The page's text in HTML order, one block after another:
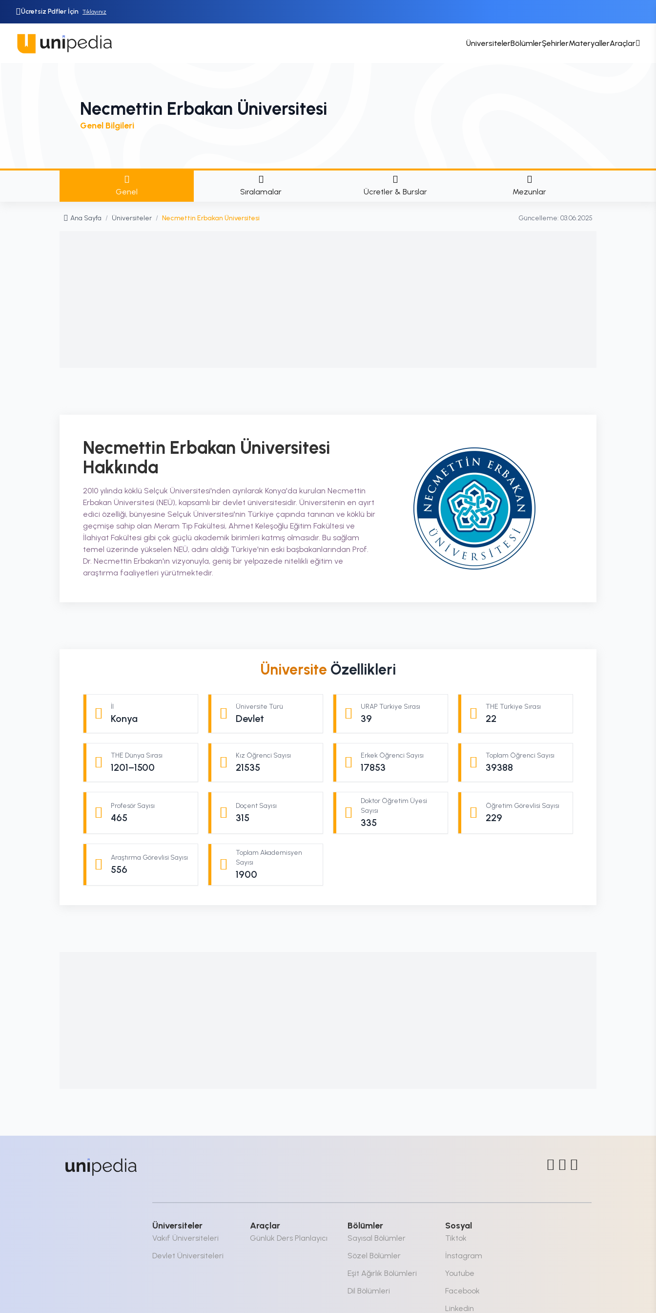
Ücretsiz Pdfler İçin Tıklayınız
ÜniversitelerBölümlerŞehirlerMateryallerAraçlar
Necmettin Erbakan Üniversitesi
Genel Bilgileri
Genel Sıralamalar Ücretler & Burslar Mezunlar
Ana Sayfa / Üniversiteler / Necmettin Erbakan Üniversitesi Güncelleme: 03.06.2025
Necmettin Erbakan Üniversitesi
Hakkında
2010 yılında köklü Selçuk Üniversitesi'nden ayrılarak Konya'da kurulan Necmettin
Erbakan Üniversitesi (NEÜ), kapsamlı bir devlet üniversitesidir. Üniversitenin en ayırt
edici özelliği, bünyesine Selçuk Üniversitesi'nin Türkiye çapında tanınan ve köklü bir
geçmişe sahip olan Meram Tıp Fakültesi, Ahmet Keleşoğlu Eğitim Fakültesi ve
İlahiyat Fakültesi gibi çok güçlü akademik birimleri katmış olmasıdır. Bu sağlam
temel üzerinde yükselen NEÜ, adını aldığı Türkiye'nin eski başbakanlarından Prof.
Dr. Necmettin Erbakan'ın vizyonuyla, geniş bir yelpazede nitelikli eğitim ve
araştırma faaliyetleri yürütmektedir.
Üniversite Özellikleri
İl
Konya
Üniversite Türü
Devlet
URAP Türkiye Sırası
39
THE Türkiye Sırası
22
THE Dünya Sırası
1201–1500
Kız Öğrenci Sayısı
21535
Erkek Öğrenci Sayısı
17853
Toplam Öğrenci Sayısı
39388
Profesör Sayısı
465
Doçent Sayısı
315
Doktor Öğretim Üyesi
Sayısı
335
Öğretim Görevlisi Sayısı
229
Araştırma Görevlisi Sayısı
556
Toplam Akademisyen
Sayısı
1900
Üniversiteler
Vakıf Üniversiteleri
Devlet Üniversiteleri
Araçlar
Günlük Ders Planlayıcı
Bölümler
Sayısal Bölümler
Sözel Bölümler
Eşit Ağırlık Bölümleri
Dil Bölümleri
Sosyal
Tiktok
İnstagram
Youtube
Facebook
Linkedin